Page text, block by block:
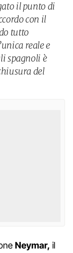
il punto di
con il
tutto
reale e
spagnoli è
del
Neymar, il